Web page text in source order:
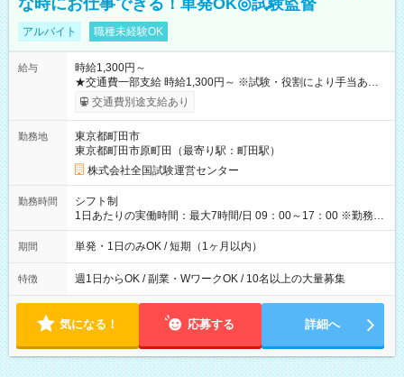
な時にお仕事できる！単発OK◎試験監督
アルバイト 職種未経験OK
給与
時給1,300円～
★交通費一部支給 時給1,300円～ ※試験・役割により手当あり
※勤務回数により昇給あり 【即給（前払い）オプションあ
り！】 希望される場合、勤務から1週間ほどで給与の一部を受け
例】 ・河合塾模擬試験 8:30～17:30（休憩1時間） 時給1,300円
×8時間＝日収10,400円＋交通費 ※当日の役割により時給＋100
円の場合あり ・国家試験 7:00～13:30（休憩なし） 時給1,300
円（役割手当＋100円）×6時間＝日収8,400円＋交通費 【試用期
間】試用期間なし
交通費別途支給あり
勤務地
東京都町田市
東京都町田市原町田（最寄り駅：町田駅）
株式会社全国試験運営センター
勤務時間
シフト制
1日あたりの実働時間：最大7時間/日 09：00～17：00 ※勤務時
間は 試験により異なります。
期間 単発・1日のみOK / 短期（1ヶ月以内）
特徴 週1日からOK / 副業・WワークOK / 10名以上の大量募集
気になる！ 応募する 詳細へ